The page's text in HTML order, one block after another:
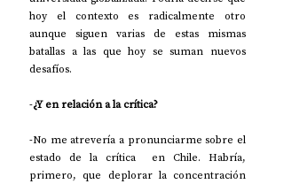
hoy el contexto es radicalmente otro
aunque siguen varias de estas mismas
batallas a las que hoy se suman nuevos
desafíos.
-¿Y en relación a la crítica?
-No me atrevería a pronunciarme sobre el
estado de la crítica  en Chile. Habría,
primero, que deplorar la concentración